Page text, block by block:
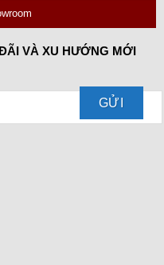
VÀ XU HƯỚNG MỚI